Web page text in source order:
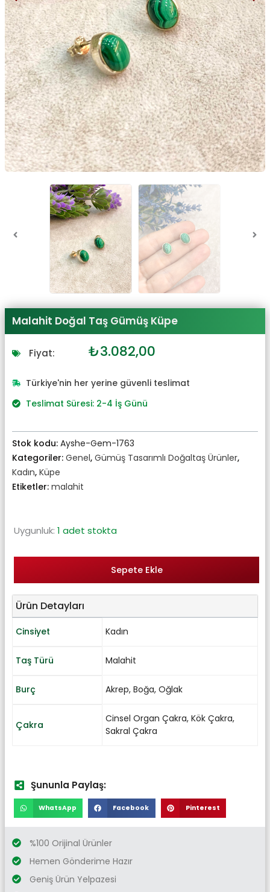
Malahit Doğal Taş Gümüş Küpe
Fiyat: Orijinal
₺3.390,00.
₺3.082,00
fiyat:
Türkiye'nin her yerine güvenli teslimat
Teslimat Süresi: 2-4 İş Günü
Stok kodu: Ayshe-Gem-1763
Kategoriler: Genel, Gümüş Tasarımlı Doğaltaş Ürünler,
Kadın, Küpe
Etiketler: malahit
Uygunluk: 1 adet stokta
Sepete Ekle
Ürün Detayları
Cinsiyet Kadın
Taş Türü Malahit
Burç Akrep, Boğa, Oğlak
Çakra
Cinsel Organ Çakra, Kök Çakra,
Sakral Çakra
Şununla Paylaş:
WhatsApp Facebook Pinterest
%100 Orijinal Ürünler
Hemen Gönderime Hazır
Geniş Ürün Yelpazesi